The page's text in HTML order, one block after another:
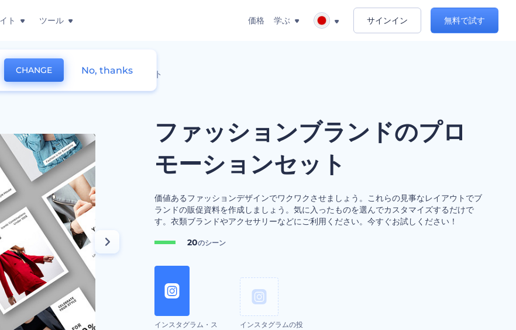
ト ツール 価格 学ぶ サインイン 無料で試す
ションブランドのプロモーションセット
ファッションブランドのプロ
モーションセット
価値あるファッションデザインでワクワクさせましょう。これらの見事なレイアウトでブ
ランドの販促資料を作成しましょう。気に入ったものを選んでカスタマイズするだけで
す。衣類ブランドやアクセサリーなどにご利用ください。今すぐお試しください！
20のシーン
インスタグラム・ス
インスタグラムの投
CHANGE No, thanks